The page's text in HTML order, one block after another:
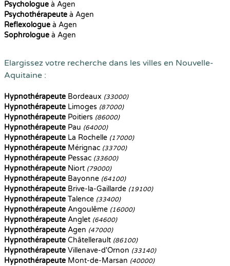
Psychologue à Agen
Psychothérapeute à Agen
Reflexologue à Agen
Sophrologue à Agen
Elargissez votre recherche dans les villes en Nouvelle-
Aquitaine :
Hypnothérapeute Bordeaux (33000)
Hypnothérapeute Limoges (87000)
Hypnothérapeute Poitiers (86000)
Hypnothérapeute Pau (64000)
Hypnothérapeute La Rochelle (17000)
Hypnothérapeute Mérignac (33700)
Hypnothérapeute Pessac (33600)
Hypnothérapeute Niort (79000)
Hypnothérapeute Bayonne (64100)
Hypnothérapeute Brive-la-Gaillarde (19100)
Hypnothérapeute Talence (33400)
Hypnothérapeute Angoulême (16000)
Hypnothérapeute Anglet (64600)
Hypnothérapeute Agen (47000)
Hypnothérapeute Châtellerault (86100)
Hypnothérapeute Villenave-d'Ornon (33140)
Hypnothérapeute Mont-de-Marsan (40000)